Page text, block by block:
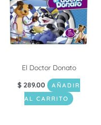
El Doctor Donato
$ 289.00
AÑADIR
AL CARRITO